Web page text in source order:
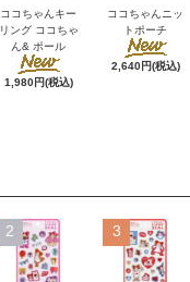
ココちゃんキー
リング ココちゃ
ん& ポール
1,980円(税込)
ココちゃんニッ
トポーチ
2,640円(税込)
2 3